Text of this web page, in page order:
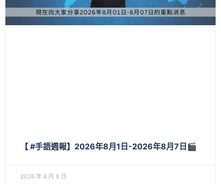
【 #手語週報】2026年8月1日-2026年8月7日🎬
2026 年 8 月 8 日